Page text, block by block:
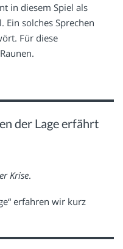
in diesem Spiel als
solches Sprechen
Für diese
der Lage erfährt
Krise.
erfahren wir kurz